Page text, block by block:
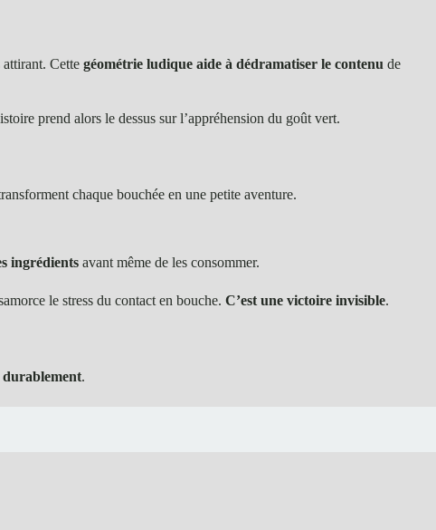
Cette géométrie ludique aide à dédramatiser le contenu de
prend alors le dessus sur l’appréhension du goût vert.
chaque bouchée en une petite aventure.
ingrédients avant même de les consommer.
le stress du contact en bouche. C’est une victoire invisible.
durablement.